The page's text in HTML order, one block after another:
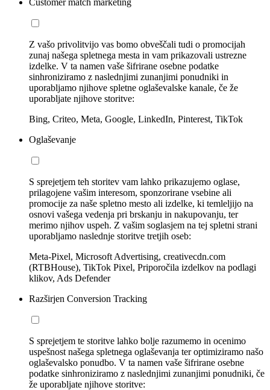
Z vašo privolitvijo vas bomo obveščali tudi o promocijah
zunaj našega spletnega mesta in vam prikazovali ustrezne
izdelke. V ta namen vaše šifrirane osebne podatke
sinhroniziramo z naslednjimi zunanjimi ponudniki in
uporabljamo njihove spletne oglaševalske kanale, če že
uporabljate njihove storitve:
Bing, Criteo, Meta, Google, LinkedIn, Pinterest, TikTok
Oglaševanje
S sprejetjem teh storitev vam lahko prikazujemo oglase,
prilagojene vašim interesom, sponzorirane vsebine ali
promocije za naše spletno mesto ali izdelke, ki temleljijo na
osnovi vašega vedenja pri brskanju in nakupovanju, ter
merimo njihov uspeh. Z vašim soglasjem na tej spletni strani
uporabljamo naslednje storitve tretjih oseb:
Meta-Pixel, Microsoft Advertising, creativecdn.com
(RTBHouse), TikTok Pixel, Priporočila izdelkov na podlagi
klikov, Ads Defender
Razširjen Conversion Tracking
S sprejetjem te storitve lahko bolje razumemo in ocenimo
uspešnost našega spletnega oglaševanja ter optimiziramo našo
oglaševalsko ponudbo. V ta namen vaše šifrirane osebne
podatke sinhroniziramo z naslednjimi zunanjimi ponudniki, če
že uporabljate njihove storitve: